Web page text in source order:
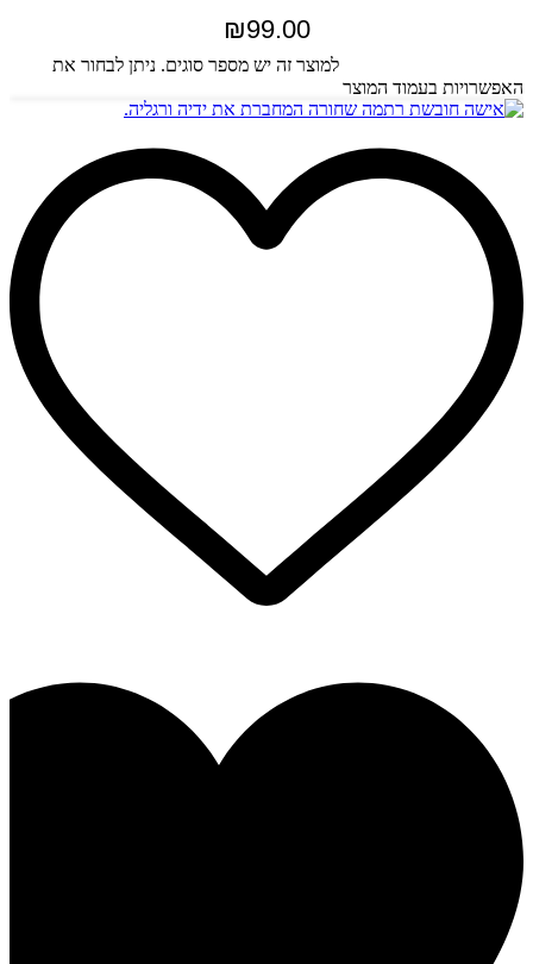
₪99.00
למוצר זה יש מספר סוגים. ניתן לבחור את
האפשרויות בעמוד המוצר